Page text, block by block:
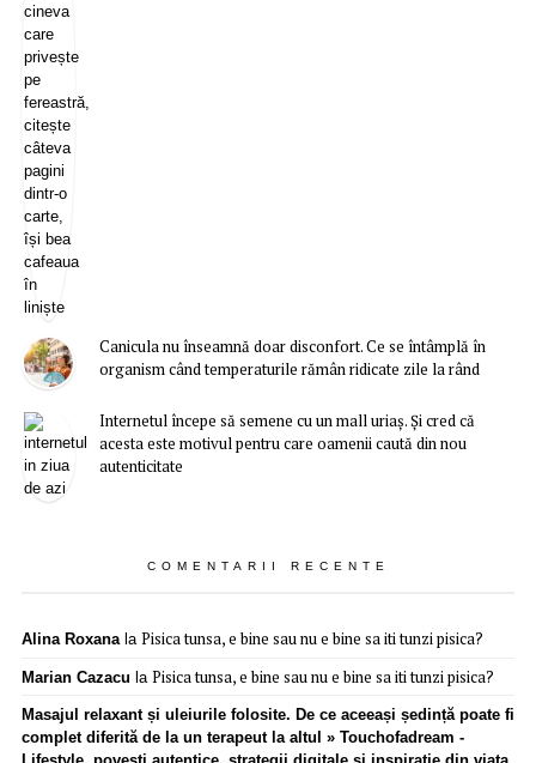
Canicula nu înseamnă doar disconfort. Ce se întâmplă în
organism când temperaturile rămân ridicate zile la rând
Internetul începe să semene cu un mall uriaș. Și cred că
acesta este motivul pentru care oamenii caută din nou
autenticitate
COMENTARII RECENTE
Alina Roxanala Pisica tunsa, e bine sau nu e bine sa iti tunzi pisica?
Marian Cazacu la Pisica tunsa, e bine sau nu e bine sa iti tunzi pisica?
Masajul relaxant și uleiurile folosite. De ce aceeași ședință poate fi
complet diferită de la un terapeut la altul » Touchofadream -